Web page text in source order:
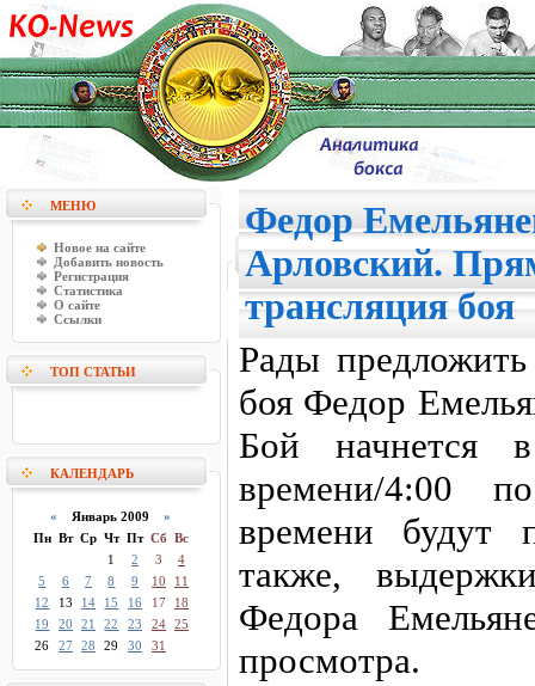
МЕНЮ
Новое на сайте
Добавить новость
Регистрация
Статистика
О сайте
Ссылки
ТОП СТАТЬИ
КАЛЕНДАРЬ
« Январь 2009»
Пн Вт Ср Чт Пт Сб Вс
1
2 3
4
5
6 7 8 9 10
11
12
13 14 15 16 17
18
19
20 21 22 23 24 25
26
27 28 29 30 31
Федор
Арловский.
трансляция боя
Рады
боя Федор
Бой начнется
времени/4:00
времени будут
также,
Федора
просмотра.